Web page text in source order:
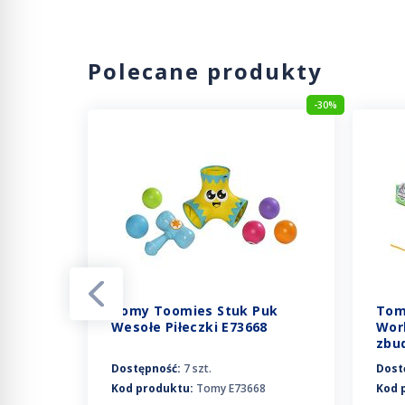
Polecane produkty
-30%
Tomy Toomies Stuk Puk
Wesołe Piłeczki E73668
Dostępność: 7 szt.
Kod produktu: Tomy E73668
Kod